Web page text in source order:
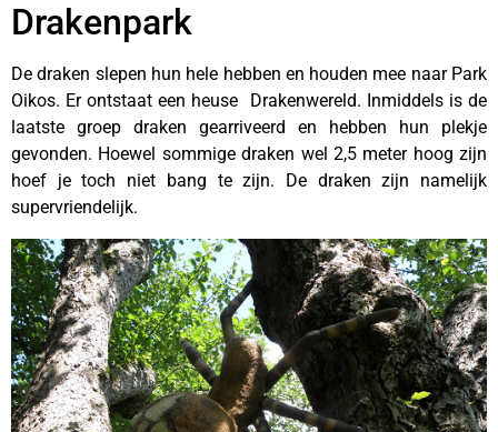
Drakenpark
De draken slepen hun hele hebben en houden mee naar Park
Oikos. Er ontstaat een heuse Drakenwereld. Inmiddels is de
laatste groep draken gearriveerd en hebben hun plekje
gevonden. Hoewel sommige draken wel 2,5 meter hoog zijn
hoef je toch niet bang te zijn. De draken zijn namelijk
supervriendelijk.